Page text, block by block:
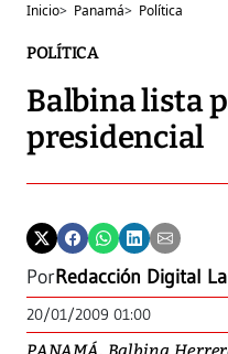
Inicio> Panamá> Política
POLÍTICA
Balbina lista
presidencial
PorRedacción Digital
20/01/2009 01:00